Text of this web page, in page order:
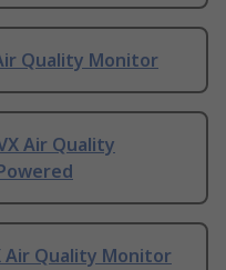
Quality Monitor
Air Quality
Air Quality Monitor